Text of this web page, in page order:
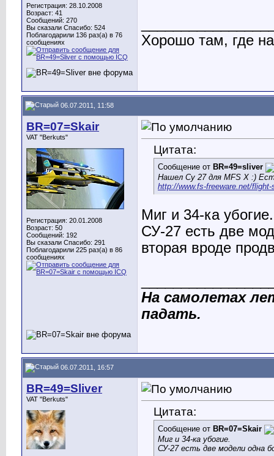
Регистрация: 28.10.2008
Возраст: 41
Сообщений: 270
Вы сказали Спасибо: 524
Поблагодарили 136 раз(а) в 76
сообщениях
Хорошо там, где
06.07.2011, 11:58
BR=07=Skair
VAT "Berkuts"
Регистрация: 20.01.2008
Возраст: 50
Сообщений: 192
Вы сказали Спасибо: 291
Поблагодарили 225 раз(а) в 86
сообщениях
Цитата:
Сообщение от BR=49=sliver
Нашел Су 27 для MFS X :)
http://www.fs-freeware.net/
Миг и 34-ка убогие.
СУ-27 есть две
вторая вроде
На самолетах
падать.
06.07.2011, 16:57
BR=49=Sliver
VAT "Berkuts"
Цитата:
Сообщение от BR=07=Skair
Миг и 34-ка убогие.
СУ-27 есть две модели одна